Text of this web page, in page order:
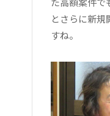
とさらに新規
すね。